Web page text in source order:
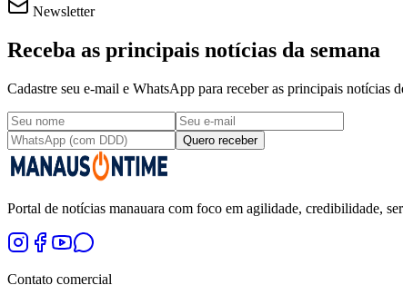
Newsletter
Receba as principais notícias da semana
Cadastre seu e-mail e WhatsApp para receber as principais notícias
Quero receber
Portal de notícias manauara com foco em agilidade, credibilidade,
Contato comercial